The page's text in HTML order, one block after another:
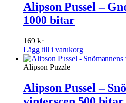
Alipson Pussel –
1000 bitar
169 kr
Lägg till i varukorg
Alipson Puzzle
Alipson Pussel –